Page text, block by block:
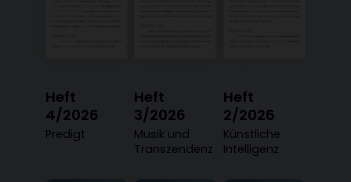
Heft
4/2026
:
Predigt
Heft
3/2026
:
Musik und
Transzendenz
Heft
2/2026
:
Künstliche
Intelligenz